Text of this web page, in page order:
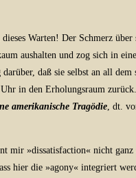
Warten! Der Schmerz
aushalten und zog sich in
darüber, daß sie selbst an all dem
in den Erholungsraum
amerikanische Tragödie , dt.
mir »dissatisfaction« nicht
hier die »agony« integriert